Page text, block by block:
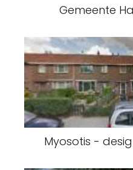
Gemeente
Myosotis -